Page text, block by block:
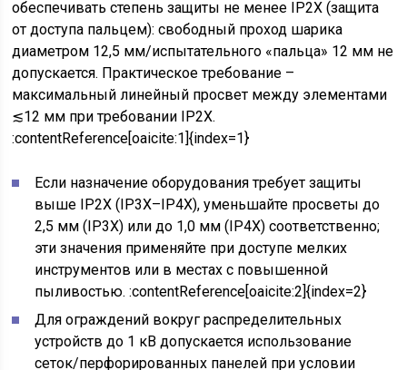
обеспечивать степень защиты не менее IP2X (защита
от доступа пальцем): свободный проход шарика
диаметром 12,5 мм/испытательного «пальца» 12 мм не
допускается. Практическое требование –
максимальный линейный просвет между элементами
≲12 мм при требовании IP2X.
:contentReference[oaicite:1]{index=1}
Если назначение оборудования требует защиты
выше IP2X (IP3X–IP4X), уменьшайте просветы до
2,5 мм (IP3X) или до 1,0 мм (IP4X) соответственно;
эти значения применяйте при доступе мелких
инструментов или в местах с повышенной
пыливостью. :contentReference[oaicite:2]{index=2}
Для ограждений вокруг распределительных
устройств до 1 кВ допускается использование
сеток/перфорированных панелей при условии